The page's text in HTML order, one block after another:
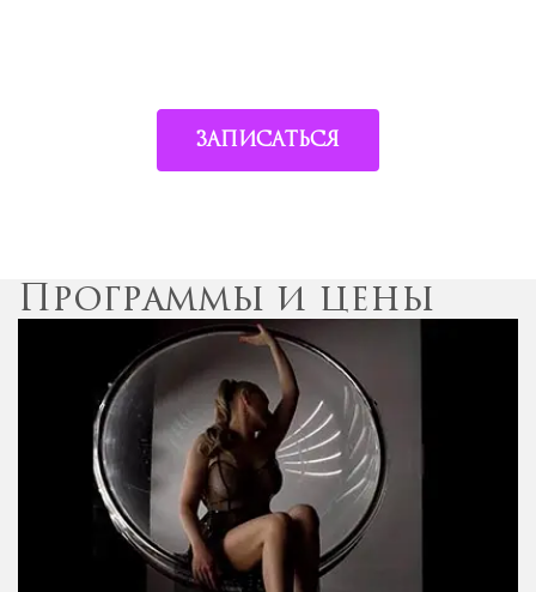
ЗАПИСАТЬСЯ
Программы и цены